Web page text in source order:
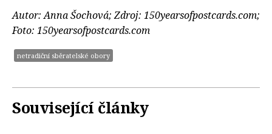
Autor: Anna Šochová; Zdroj: 150yearsofpostcards.com;
Foto: 150yearsofpostcards.com
netradiční sběratelské obory
Související články